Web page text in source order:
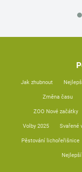
Jak zhubnout
Změna času
ZOO Nové začátky
Volby 2025 Svařené
Pěstování lichořeřišnice